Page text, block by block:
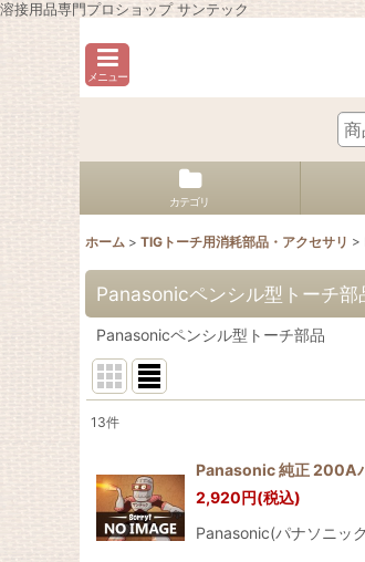
溶接用品専門プロショップ サンテック
メニュー
カテゴリ
ホーム > TIGトーチ用消耗部品・アクセサリ >
Panasonicペンシル型トーチ部
Panasonicペンシル型トーチ部品
並び順:
13件
Panasonic 純正 200A
2,920円(税込)
Panasonic(パナソニッ